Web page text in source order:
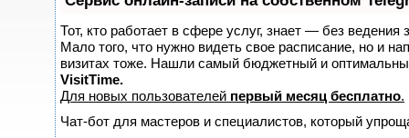
Тот, кто работает в сфере услуг, знает — без ведения
Мало того, что нужно видеть свое расписание, но и
визитах тоже. Нашли самый бюджетный и
VisitTime.
Для новых пользователей первый месяц бесплатно.
Чат-бот для мастеров и специалистов, который